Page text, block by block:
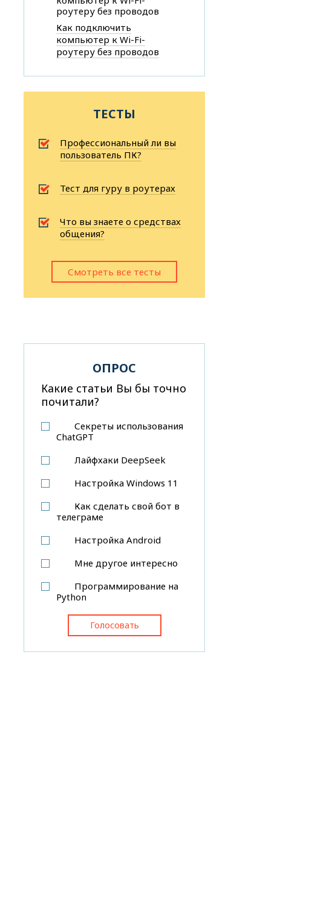
Как подключить
компьютер к Wi-Fi-
роутеру без проводов
ТЕСТЫ
Профессиональный ли вы
пользователь ПК?
Тест для гуру в роутерах
Что вы знаете о средствах
общения?
Смотреть все тесты
ОПРОС
Какие статьи Вы бы точно
почитали?
Секреты использования
ChatGPT
Лайфхаки DeepSeek
Настройка Windows 11
Как сделать свой бот в
телеграме
Настройка Android
Мне другое интересно
Программирование на
Python